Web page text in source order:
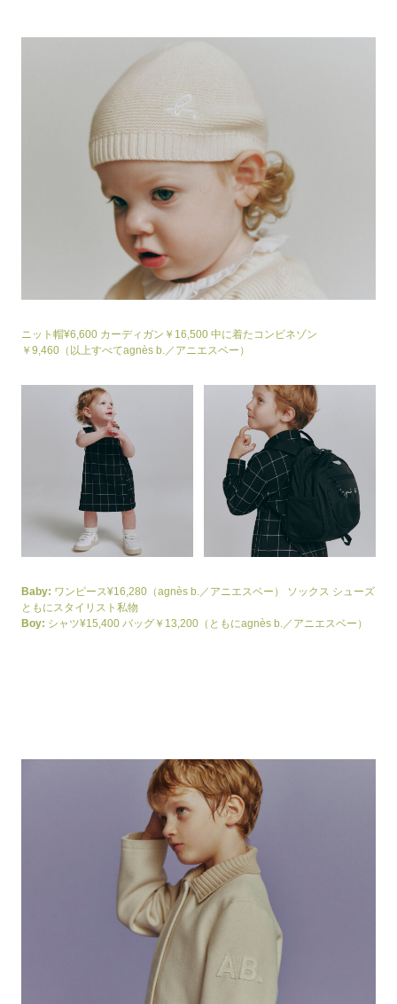
ニット帽¥6,600 カーディガン￥16,500 中に着たコンビネゾン
￥9,460（以上すべてagnès b.／アニエスベー）
Baby: ワンピース¥16,280（agnès b.／アニエスベー） ソックス シューズ
ともにスタイリスト私物
Boy: シャツ¥15,400 バッグ￥13,200（ともにagnès b.／アニエスベー）